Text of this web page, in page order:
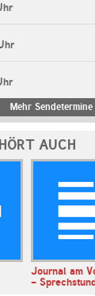
Mehr
AUCH
Journal am
-